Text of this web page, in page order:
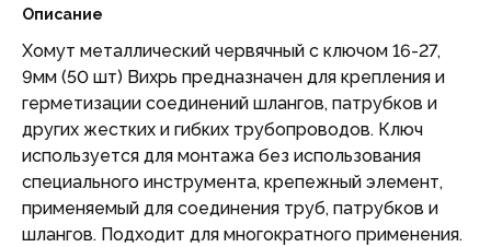
Описание
Хомут металлический червячный с ключом 16-27,
9мм (50 шт) Вихрь предназначен для крепления и
герметизации соединений шлангов, патрубков и
других жестких и гибких трубопроводов. Ключ
используется для монтажа без использования
специального инструмента, крепежный элемент,
применяемый для соединения труб, патрубков и
шлангов. Подходит для многократного применения.